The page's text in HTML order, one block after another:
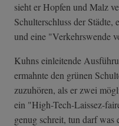
sieht er Hopfen und Malz
Schulterschluss der
und eine "Verkehrswende
Kuhns einleitende
ermahnte den grünen
zuzuhören, als er zwei
ein "High-Tech-Lais­sez-
genug schreit, tun darf